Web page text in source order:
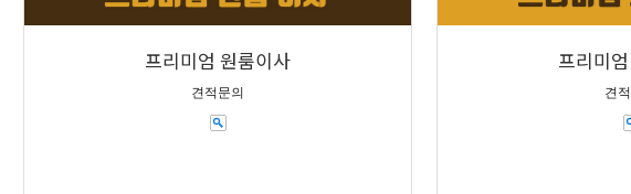
프리미엄 원룸이사
견적문의
프리미
견